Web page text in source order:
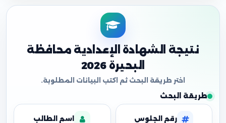
نتيجة الشهادة الإعدادية محافظة
البحيرة 2026
طريقة البحث
رقم الجلوس اسم الطالب